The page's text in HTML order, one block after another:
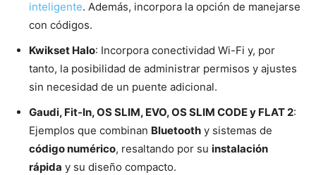
inteligente. Además, incorpora la opción de manejarse
con códigos.
Kwikset Halo: Incorpora conectividad Wi-Fi y, por
tanto, la posibilidad de administrar permisos y ajustes
sin necesidad de un puente adicional.
Gaudi, Fit-In, OS SLIM, EVO, OS SLIM CODE y FLAT 2:
Ejemplos que combinan Bluetooth y sistemas de
código numérico, resaltando por su instalación
rápida y su diseño compacto.